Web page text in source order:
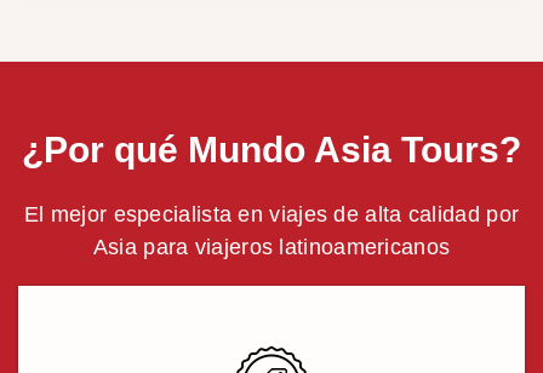
¿Por qué Mundo Asia Tours?
El mejor especialista en viajes de alta calidad por
Asia para viajeros latinoamericanos